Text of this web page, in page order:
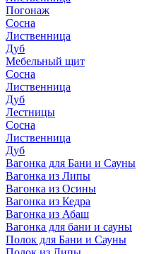
Погонаж
Сосна
Лиственница
Дуб
Мебельный щит
Сосна
Лиственница
Дуб
Лестницы
Сосна
Лиственница
Дуб
Вагонка для Бани и Сауны
Вагонка из Липы
Вагонка из Осины
Вагонка из Кедра
Вагонка из Абаш
Вагонка для бани и сауны
Полок для Бани и Сауны